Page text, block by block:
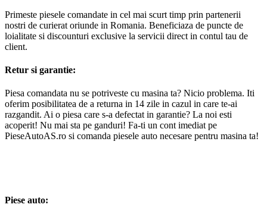
Primeste piesele comandate in cel mai scurt timp prin partenerii
nostri de curierat oriunde in Romania. Beneficiaza de puncte de
loialitate si discounturi exclusive la servicii direct in contul tau de
client.
Retur si garantie:
Piesa comandata nu se potriveste cu masina ta? Nicio problema. Iti
oferim posibilitatea de a returna in 14 zile in cazul in care te-ai
razgandit. Ai o piesa care s-a defectat in garantie? La noi esti
acoperit! Nu mai sta pe ganduri! Fa-ti un cont imediat pe
PieseAutoAS.ro si comanda piesele auto necesare pentru masina ta!
Piese auto: